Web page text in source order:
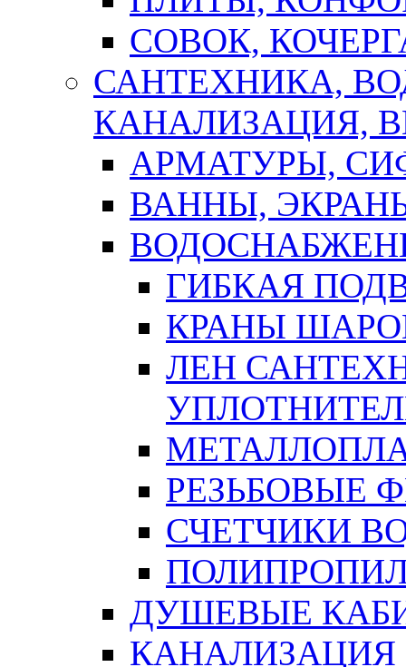
СОВОК,
САНТЕХНИКА,
КАНАЛИЗАЦИЯ,
АРМАТУРЫ,
ВАННЫ,
ГИБКАЯ
КРАНЫ
ЛЕН
РЕЗЬБОВЫЕ
СЧЕТЧИКИ
ДУШЕВЫЕ
КАНАЛИЗАЦИЯ